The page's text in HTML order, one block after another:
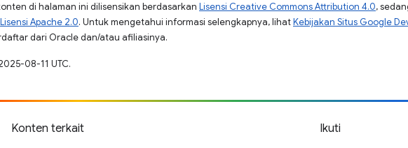
di halaman ini dilisensikan berdasarkan Lisensi Creative Commons Attribution 4.0,
Lisensi Apache 2.0. Untuk mengetahui informasi selengkapnya, lihatKebijakan Situs Google
dari Oracle dan/atau afiliasinya.
08-11 UTC.
Konten terkait Ikuti